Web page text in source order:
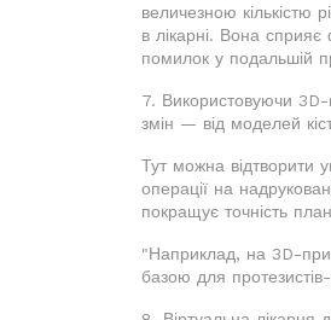
величезною кількістю
в лікарні. Вона сприяє
помилок у подальшій
7. Використовуючи 3D-
змін — від моделей
Тут можна відтворити
операції на
покращує точність
"Наприклад, на 3D-
базою для